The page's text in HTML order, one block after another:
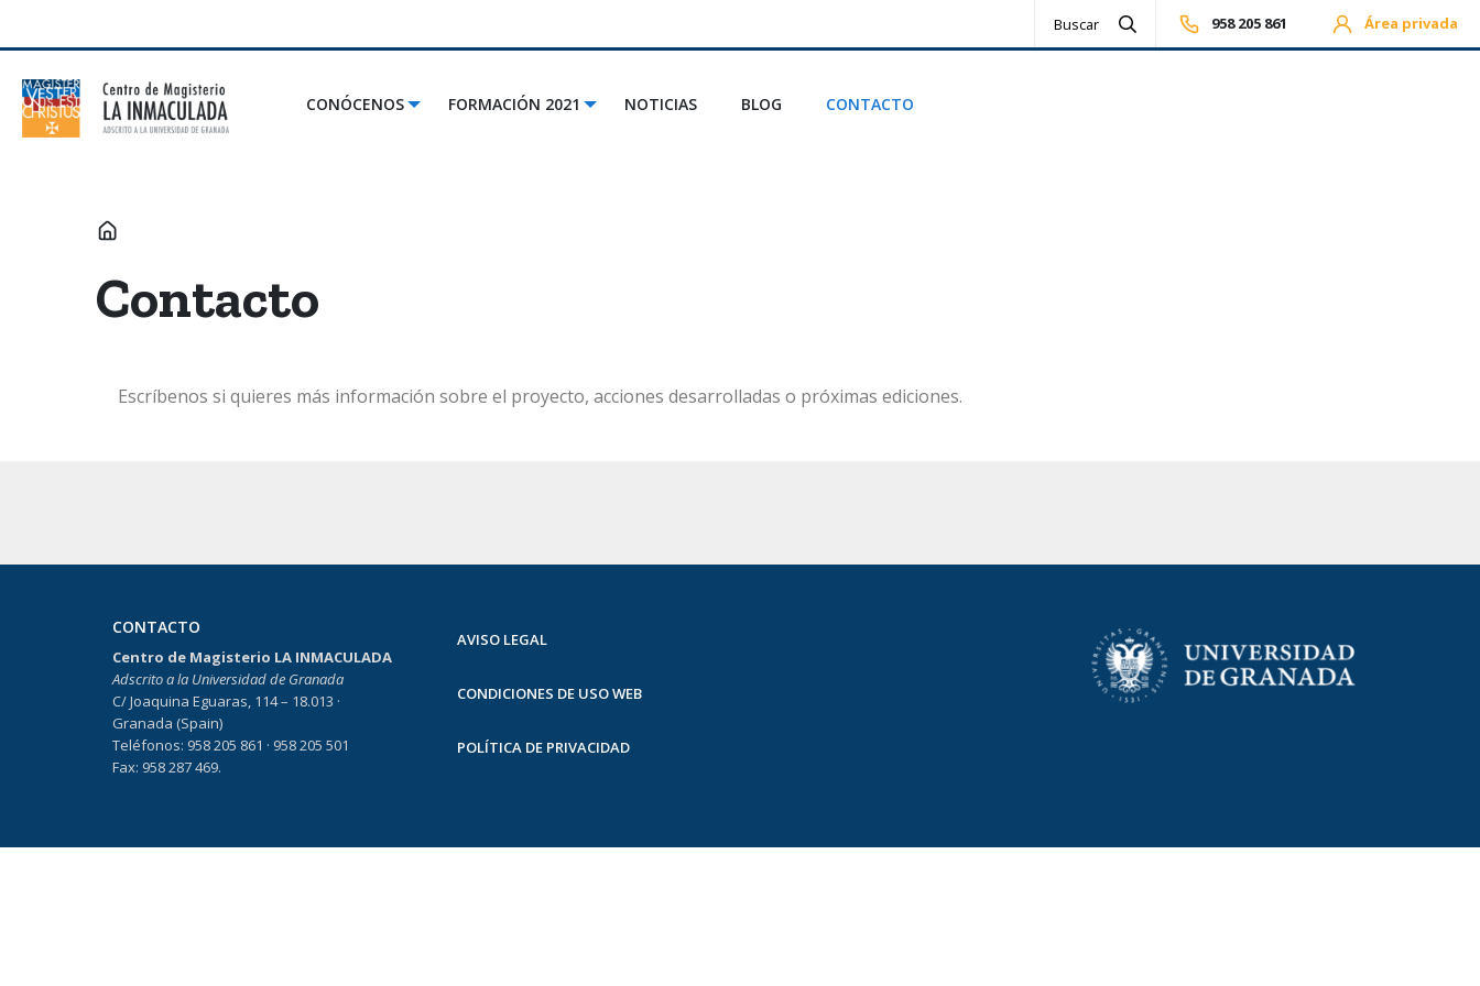
Realizar búsqueda
958 205 861 Área privada
CONÓCENOS FORMACIÓN 2021 NOTICIAS BLOG CONTACTO
INICIO
Contacto
Escríbenos si quieres más información sobre el proyecto, acciones desarrolladas o próximas ediciones.
CONTACTO
Centro de Magisterio LA INMACULADA
Adscrito a la Universidad de Granada
C/ Joaquina Eguaras, 114 – 18.013 ·
Granada (Spain)
Teléfonos: 958 205 861 · 958 205 501
Fax: 958 287 469.
AVISO LEGAL
CONDICIONES DE USO WEB
POLÍTICA DE PRIVACIDAD